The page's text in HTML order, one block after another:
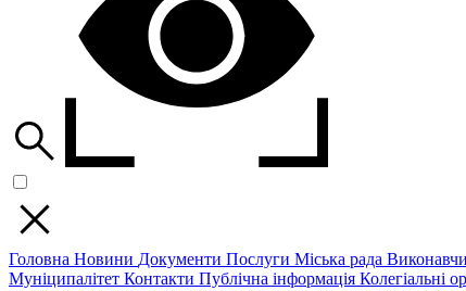
Головна Новини Документи Послуги Міська рада
Муніципалітет Контакти Публічна інформація Колегіальні